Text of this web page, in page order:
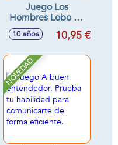
Juego Los
Hombres Lobo de
Castronegro.
10 años 10,95 €
NOVEDAD